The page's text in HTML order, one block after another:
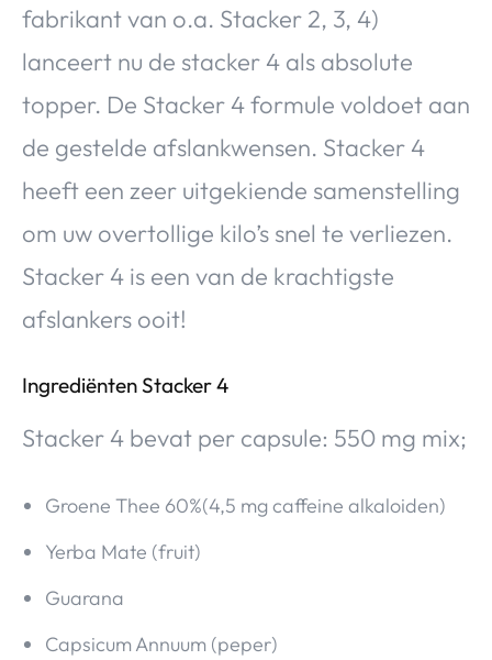
fabrikant van o.a. Stacker 2, 3, 4)
lanceert nu de stacker 4 als absolute
topper. De Stacker 4 formule voldoet aan
de gestelde afslankwensen. Stacker 4
heeft een zeer uitgekiende samenstelling
om uw overtollige kilo’s snel te verliezen.
Stacker 4 is een van de krachtigste
afslankers ooit!
Ingrediënten Stacker 4
Stacker 4 bevat per capsule: 550 mg mix;
Groene Thee 60%(4,5 mg caffeine alkaloiden)
Yerba Mate (fruit)
Guarana
Capsicum Annuum (peper)